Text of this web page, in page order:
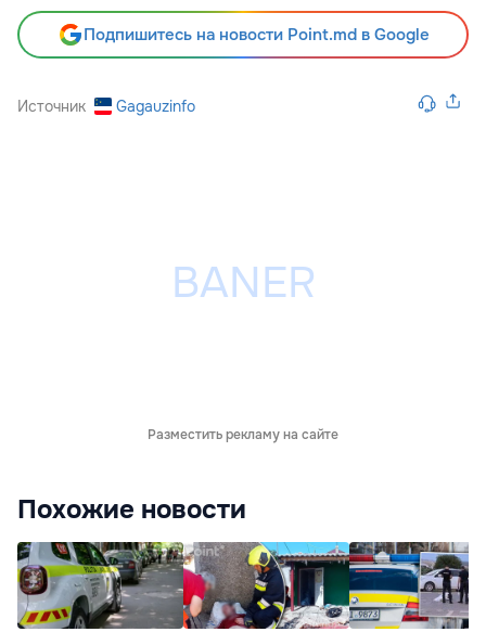
Подпишитесь на новости Point.md в Google
Источник Gagauzinfo
Разместить рекламу на сайте
Похожие новости